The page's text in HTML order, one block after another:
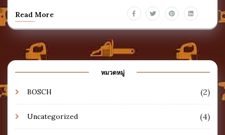
Read More
หมวดหมู่
BOSCH (2)
Uncategorized (4)